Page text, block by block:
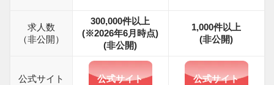
求人数
（非公開）
300,000件以上
(※2026年6月時点)
(非公開)
1,000件以上
(非公開)
公式サイト 公式サイト 公式サイト